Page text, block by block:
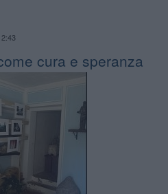
cura e speranza